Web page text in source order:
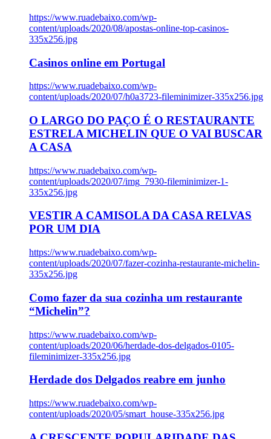
https://www.ruadebaixo.com/wp-
content/uploads/2020/08/apostas-online-top-casinos-
335x256.jpg
Casinos online em Portugal
https://www.ruadebaixo.com/wp-
content/uploads/2020/07/h0a3723-fileminimizer-335x256.jpg
O LARGO DO PAÇO É O RESTAURANTE
ESTRELA MICHELIN QUE O VAI BUSCAR
A CASA
https://www.ruadebaixo.com/wp-
content/uploads/2020/07/img_7930-fileminimizer-1-
335x256.jpg
VESTIR A CAMISOLA DA CASA RELVAS
POR UM DIA
https://www.ruadebaixo.com/wp-
content/uploads/2020/07/fazer-cozinha-restaurante-michelin-
335x256.jpg
Como fazer da sua cozinha um restaurante
“Michelin”?
https://www.ruadebaixo.com/wp-
content/uploads/2020/06/herdade-dos-delgados-0105-
fileminimizer-335x256.jpg
Herdade dos Delgados reabre em junho
https://www.ruadebaixo.com/wp-
content/uploads/2020/05/smart_house-335x256.jpg